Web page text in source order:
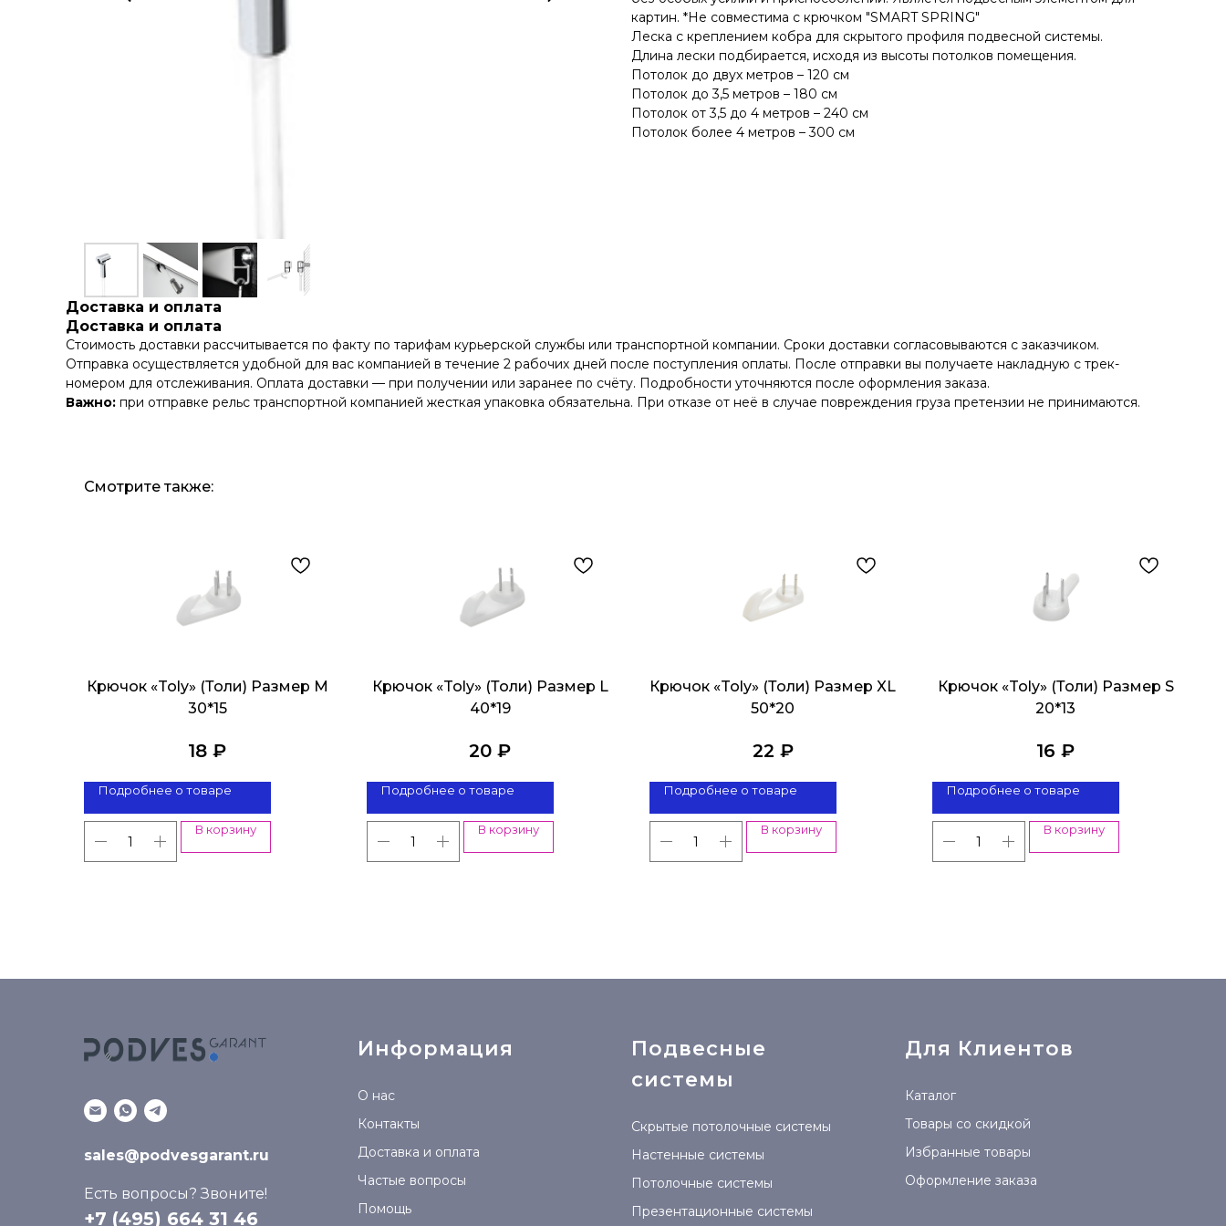
картин. *Не совместима с крючком "SMART SPRING"
Леска с креплением кобра для скрытого профиля подвесной системы.
Длина лески подбирается, исходя из высоты потолков помещения.
Потолок до двух метров – 120 см
Потолок до 3,5 метров – 180 см
Потолок от 3,5 до 4 метров – 240 см
Потолок более 4 метров – 300 см
Доставка и оплата
Доставка и оплата
Стоимость доставки рассчитывается по факту по тарифам курьерской службы или транспортной компании. Сроки доставки согласовываются с заказчиком.
Отправка осуществляется удобной для вас компанией в течение 2 рабочих дней после поступления оплаты. После отправки вы получаете накладную с трек-
номером для отслеживания. Оплата доставки — при получении или заранее по счёту. Подробности уточняются после оформления заказа.
Важно: при отправке рельс транспортной компанией жесткая упаковка обязательна. При отказе от неё в случае повреждения груза претензии не принимаются.
Смотрите также:
Крючок «Toly» (Толи) Размер M
30*15
18 ₽
Подробнее о товаре
В корзину
Крючок «Toly» (Толи) Размер L
40*19
20 ₽
Подробнее о товаре
В корзину
Крючок «Toly» (Толи) Размер XL
50*20
22 ₽
Подробнее о товаре
В корзину
Крючок «Toly» (Толи) Размер S
20*13
16 ₽
Подробнее о товаре
В корзину
sales@podvesgarant.ru
Есть вопросы? Звоните!
+7 (495) 664 31 46
Информация
О нас
Контакты
Доставка и оплата
Частые вопросы
Помощь
Подвесные
системы
Скрытые потолочные системы
Настенные системы
Потолочные системы
Презентационные системы
Для Клиентов
Каталог
Товары со скидкой
Избранные товары
Оформление заказа